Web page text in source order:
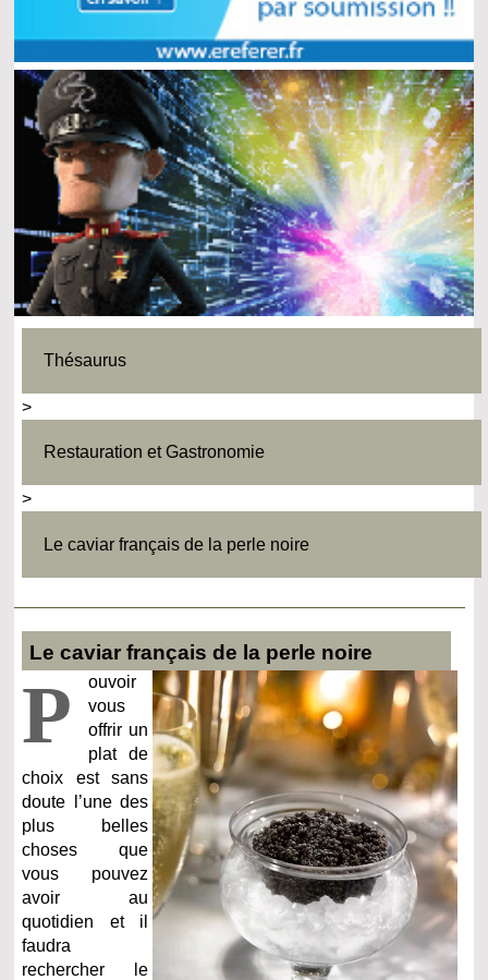
Thésaurus
>
Restauration et Gastronomie
>
Le caviar français de la perle noire
Le caviar français de la perle noire
P
ouvoir
vous
offrir un
plat de
choix est sans
doute l’une des
plus belles
choses que
vous pouvez
avoir au
quotidien et il
faudra
rechercher le